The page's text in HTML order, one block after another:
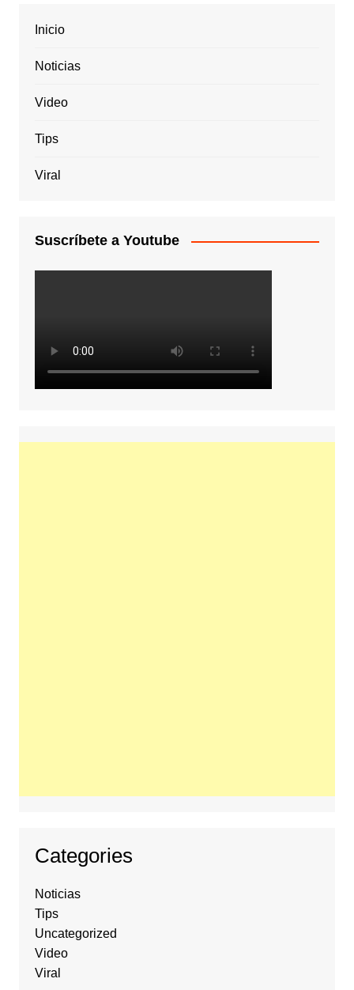
Inicio
Noticias
Video
Tips
Viral
Suscríbete a Youtube
Categories
Noticias
Tips
Uncategorized
Video
Viral